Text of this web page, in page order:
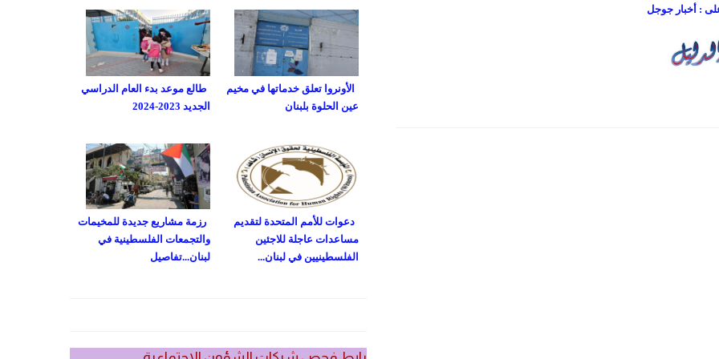
على : أخبار جوجل
طالع موعد بدء العام الدراسي
الجديد 2023-2024
الأونروا تعلق خدماتها في مخيم
عين الحلوة بلبنان
رزمة مشاريع جديدة للمخيمات
والتجمعات الفلسطينية في
لبنان...تفاصيل
دعوات للأمم المتحدة لتقديم
مساعدات عاجلة للاجئين
الفلسطينيين في لبنان...